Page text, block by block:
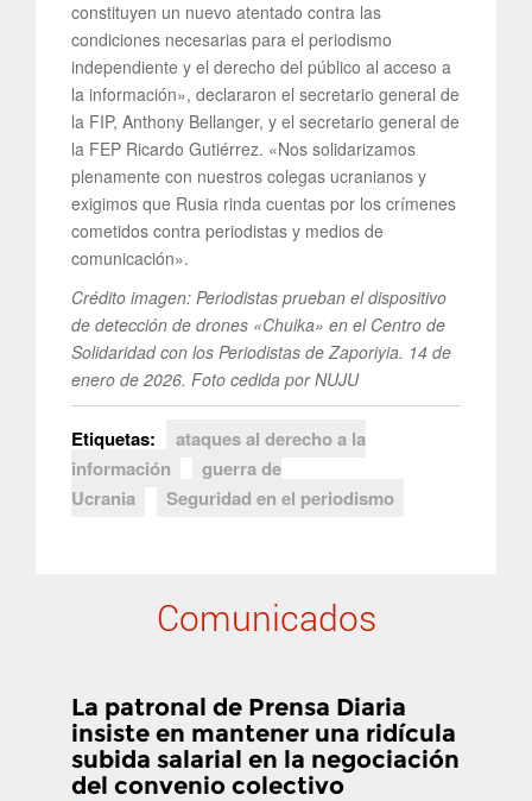
constituyen un nuevo atentado contra las
condiciones necesarias para el periodismo
independiente y el derecho del público al acceso a
la información», declararon el secretario general de
la FIP, Anthony Bellanger, y el secretario general de
la FEP Ricardo Gutiérrez. «Nos solidarizamos
plenamente con nuestros colegas ucranianos y
exigimos que Rusia rinda cuentas por los crímenes
cometidos contra periodistas y medios de
comunicación».
Crédito imagen: Periodistas prueban el dispositivo
de detección de drones «Chuika» en el Centro de
Solidaridad con los Periodistas de Zaporiyia. 14 de
enero de 2026. Foto cedida por NUJU
Etiquetas:
ataques al derecho a la
información
guerra de
Ucrania
Seguridad en el periodismo
Comunicados
La patronal de Prensa Diaria
insiste en mantener una ridícula
subida salarial en la negociación
del convenio colectivo